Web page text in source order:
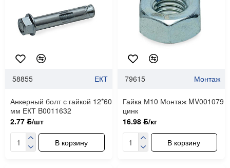
58855 ЕКТ
Анкерный болт с гайкой 12*60
мм ЕКТ B0011632
2.77 ƃ/шт
В корзину
79615 Монтаж
Гайка М10 Монтаж MV001079
цинк
16.98 ƃ/кг
В корзину